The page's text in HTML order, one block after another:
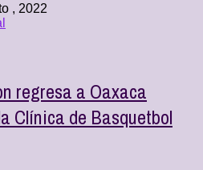
, 2022
regresa a Oaxaca
Clínica de Basquetbol